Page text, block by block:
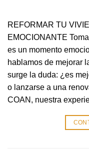
REFORMAR TU
EMOCIONANTE
es un momento
hablamos de mejorar
surge la duda: ¿es
o lanzarse a una
COAN, nuestra